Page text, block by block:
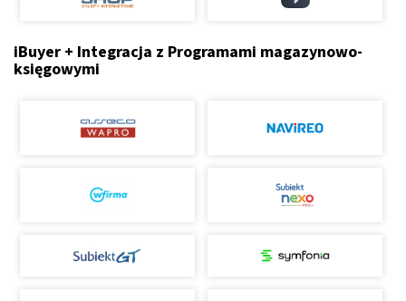
iBuyer + Integracja z Programami magazynowo-
księgowymi